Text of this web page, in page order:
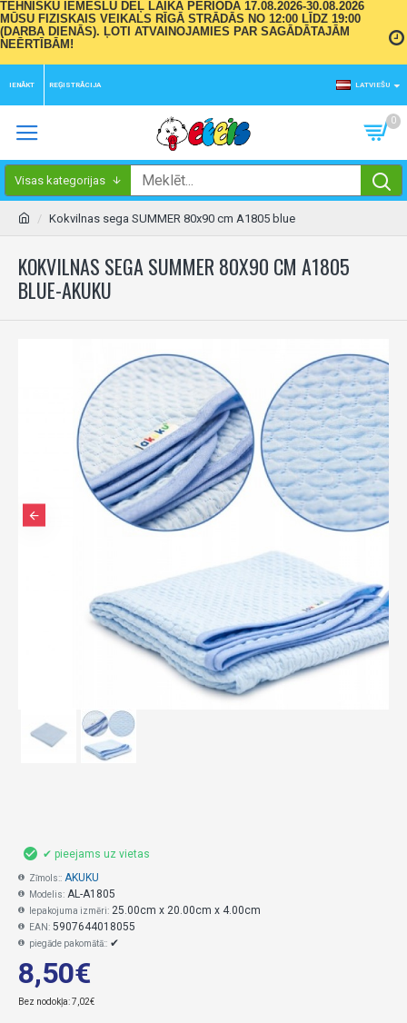
TEHNISKU IEMESLU DĒĻ LAIKA PERIODĀ 17.08.2026-30.08.2026
MŪSU FIZISKAIS VEIKALS RĪGĀ STRĀDĀS NO 12:00 LĪDZ 19:00
(DARBA DIENĀS). ĻOTI ATVAINOJAMIES PAR SAGĀDĀTAJĀM
NEĒRTĪBĀM!
IENĀKT REĢISTRĀCIJA LATVIEŠU
0
Visas kategorijas
Kokvilnas sega SUMMER 80x90 cm A1805 blue
KOKVILNAS SEGA SUMMER 80X90 CM A1805
BLUE-AKUKU
8,50€
Bez nodokļa: 7,02€
✔ pieejams uz vietas
Zīmols:: AKUKU
Modelis: AL-A1805
Iepakojuma izmēri: 25.00cm x 20.00cm x 4.00cm
EAN: 5907644018055
piegāde pakomātā:: ✔